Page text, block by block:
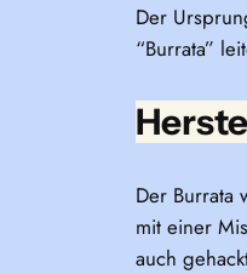
Der
“Burrata”
Der Burrata
mit einer
auch